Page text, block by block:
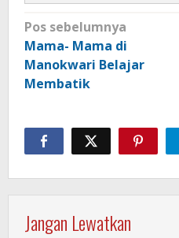
Navigasi
pos
Pos sebelumnya
Mama- Mama di
Manokwari Belajar
Membatik
Jangan Lewatkan